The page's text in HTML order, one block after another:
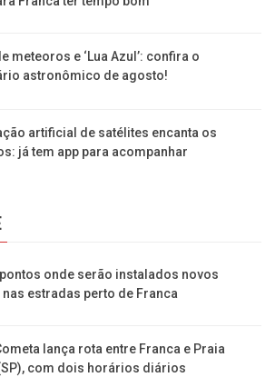
meteoros e ‘Lua Azul’: confira o
astronômico de agosto!
artificial de satélites encanta os
já tem app para acompanhar
onde serão instalados novos
estradas perto de Franca
lança rota entre Franca e Praia
com dois horários diários